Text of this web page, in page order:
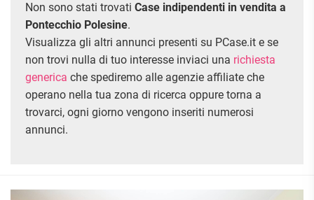
RESIDENZIALI
APPARTAMENTI
MONOLOCALI
TRILOCALI
COMMERCIALI
CAPANNONI
LABORATORI
LOCALI
COMMERCIALI
MAGAZZINI
FREQUENTI
APPARTAMENTI
ARREDATI
APPARTAMENTI
PIANO
Non sono stati trovati Case indipendenti in vendita a
Pontecchio Polesine.
Visualizza gli altri annunci presenti su PCase.it e se
non trovi nulla di tuo interesse inviaci una richiesta
generica che spediremo alle agenzie affiliate che
operano nella tua zona di ricerca oppure torna a
trovarci, ogni giorno vengono inseriti numerosi
annunci.